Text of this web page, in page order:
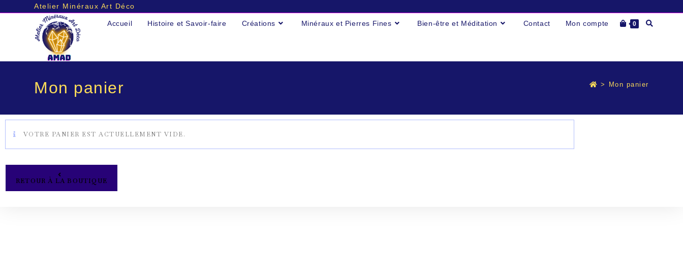
Atelier Minéraux Art Déco
Accueil Histoire et Savoir-faire Créations Minéraux et Pierres Fines Bien-être et Méditation Contact Mon compte 0
Mon panier > Mon panier
VOTRE PANIER EST ACTUELLEMENT VIDE.
RETOUR À LA BOUTIQUE